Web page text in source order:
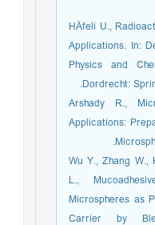
27. HÄfeli U.,
Applications. In:
Physics and
Dordrecht:
28. Arshady R.,
Applications:
29. Wu Y., Zhang
L.,
Microspheres as
Carrier by